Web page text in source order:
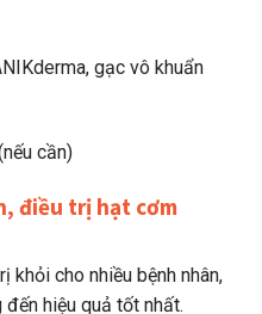
gạc vô khuẩn
cần)
điều trị hạt cơm
khỏi cho nhiều bệnh nhân,
đến hiệu quả tốt nhất.